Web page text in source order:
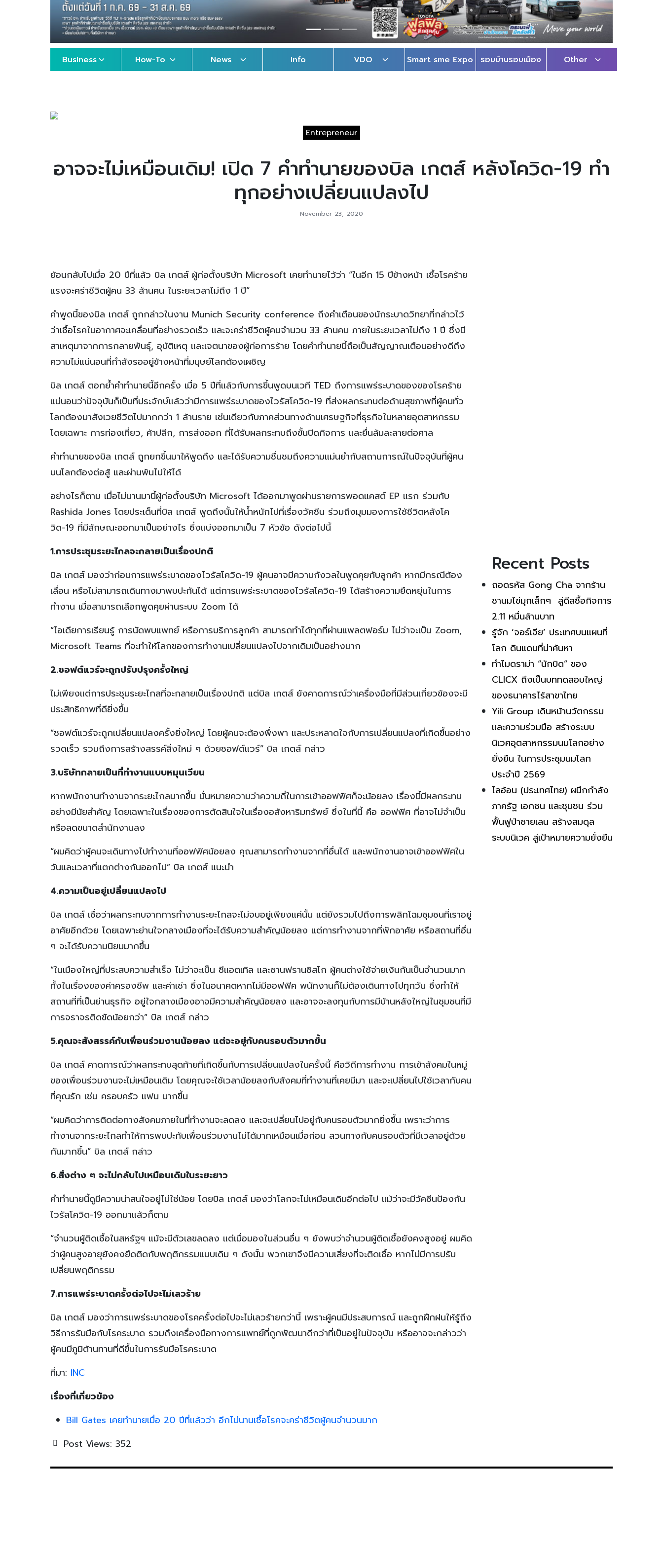
Business How-To News Info VDO Smart sme Expo รอบบ้านรอบเมือง Other
Entrepreneur
อาจจะไม่เหมือนเดิม! เปิด 7 คำทำนายของบิล เกตส์ หลังโควิด-19 ทำ
ทุกอย่างเปลี่ยนแปลงไป
November 23, 2020
ย้อนกลับไปเมื่อ 20 ปีที่แล้ว บิล เกตส์ ผู้ก่อตั้งบริษัท Microsoft เคยทำนายไว้ว่า “ในอีก 15 ปีข้างหน้า เชื้อโรคร้าย
แรงจะคร่าชีวิตผู้คน 33 ล้านคน ในระยะเวลาไม่ถึง 1 ปี”
คำพูดนี้ของบิล เกตส์ ถูกกล่าวในงาน Munich Security conference ถึงคำเตือนของนักระบาดวิทยาที่กล่าวไว้
ว่าเชื้อโรคในอากาศจะเคลื่อนที่อย่างรวดเร็ว และจะคร่าชีวิตผู้คนจำนวน 33 ล้านคน ภายในระยะเวลาไม่ถึง 1 ปี ซึ่งมี
สาเหตุมาจากการกลายพันธุ์, อุบัติเหตุ และเจตนาของผู้ก่อการร้าย โดยคำทำนายนี้ถือเป็นสัญญาณเตือนอย่างดีถึง
ความไม่แน่นอนที่กำลังรออยู่ข้างหน้าที่มนุษย์โลกต้องเผชิญ
บิล เกตส์ ตอกย้ำคำทำนายนี้อีกครั้ง เมื่อ 5 ปีที่แล้วกับการขึ้นพูดบนเวที TED ถึงการแพร่ระบาดของของโรคร้าย
แน่นอนว่าปัจจุบันก็เป็นที่ประจักษ์แล้วว่ามีการแพร่ระบาดของไวรัสโควิด-19 ที่ส่งผลกระทบต่อด้านสุขภาพที่ผู้คนทั่ว
โลกต้องมาสังเวยชีวิตไปมากกว่า 1 ล้านราย เช่นเดียวกับภาคส่วนทางด้านเศรษฐกิจที่ธุรกิจในหลายอุตสาหกรรม
โดยเฉพาะ การท่องเที่ยว, ค้าปลีก, การส่งออก ที่ได้รับผลกระทบถึงขั้นปิดกิจการ และยื่นล้มละลายต่อศาล
คำทำนายของบิล เกตส์ ถูกยกขึ้นมาให้พูดถึง และได้รับความชื่นชมถึงความแม่นยำกับสถานการณ์ในปัจจุบันที่ผู้คน
บนโลกต้องต่อสู้ และผ่านพ้นไปให้ได้
อย่างไรก็ตาม เมื่อไม่นานมานี้ผู้ก่อตั้งบริษัท Microsoft ได้ออกมาพูดผ่านรายการพอดแคสต์ EP แรก ร่วมกับ
Rashida Jones โดยประเด็นที่บิล เกตส์ พูดถึงนั้นให้น้ำหนักไปที่เรื่องวัคซีน ร่วมถึงมุมมองการใช้ชีวิตหลังโค
วิด-19 ที่มีลักษณะออกมาเป็นอย่างไร ซึ่งแบ่งออกมาเป็น 7 หัวข้อ ดังต่อไปนี้
1.การประชุมระยะไกลจะกลายเป็นเรื่องปกติ
บิล เกตส์ มองว่าก่อนการแพร่ระบาดของไวรัสโควิด-19 ผู้คนอาจมีความกังวลในพูดคุยกับลูกค้า หากมีกรณีต้อง
เลื่อน หรือไม่สามารถเดินทางมาพบปะกันได้ แต่การแพร่ะระบาดของไวรัสโควิด-19 ได้สร้างความยืดหยุ่นในการ
ทำงาน เมื่อสามารถเลือกพูดคุยผ่านระบบ Zoom ได้
“ไอเดียการเรียนรู้ การนัดพบแพทย์ หรือการบริการลูกค้า สามารถทำได้ทุกที่ผ่านแพลตฟอร์ม ไม่ว่าจะเป็น Zoom,
Microsoft Teams ที่จะทำให้โลกของการทำงานเปลี่ยนแปลงไปจากเดิมเป็นอย่างมาก
2.ซอฟต์แวร์จะถูกปรับปรุงครั้งใหญ่
ไม่เพียงแต่การประชุมระยะไกลที่จะกลายเป็นเรื่องปกติ แต่บิล เกตส์ ยังคาดการณ์ว่าเครื่องมือที่มีส่วนเกี่ยวข้องจะมี
ประสิทธิภาพที่ดียิ่งขึ้น
“ซอฟต์แวร์จะถูกเปลี่ยนแปลงครั้งยิ่งใหญ่ โดยผู้คนจะต้องพึ่งพา และประหลาดใจกับการเปลี่ยนแปลงที่เกิดขึ้นอย่าง
รวดเร็ว รวมถึงการสร้างสรรค์สิ่งใหม่ ๆ ด้วยซอฟต์แวร์” บิล เกตส์ กล่าว
3.บริษัทกลายเป็นที่ทำงานแบบหมุนเวียน
หากพนักงานทำงานจากระยะไกลมากขึ้น นั่นหมายความว่าความถี่ในการเข้าออฟฟิศก็จะน้อยลง เรื่องนี้มีผลกระทบ
อย่างมีนัยสำคัญ โดยเฉพาะในเรื่องของการตัดสินใจในเรื่องอสังหาริมทรัพย์ ซึ่งในที่นี้ คือ ออฟฟิศ ที่อาจไม่จำเป็น
หรือลดขนาดสำนักงานลง
“ผมคิดว่าผู้คนจะเดินทางไปทำงานที่ออฟฟิศน้อยลง คุณสามารถทำงานจากที่อื่นได้ และพนักงานอาจเข้าออฟฟิศใน
วันและเวลาที่แตกต่างกันออกไป” บิล เกตส์ แนะนำ
4.ความเป็นอยู่เปลี่ยนแปลงไป
บิล เกตส์ เชื่อว่าผลกระทบจากการทำงานระยะไกลจะไม่จบอยู่เพียงแค่นั้น แต่ยังรวมไปถึงการพลิกโฉมชุมชนที่เราอยู่
อาศัยอีกด้วย โดยเฉพาะย่านใจกลางเมืองที่จะได้รับความสำคัญน้อยลง แต่การทำงานจากที่พักอาศัย หรือสถานที่อื่น
ๆ จะได้รับความนิยมมากขึ้น
“ในเมืองใหญ่ที่ประสบความสำเร็จ ไม่ว่าจะเป็น ซีแอตเทิล และซานฟรานซิสโก ผู้คนต่างใช้จ่ายเงินกันเป็นจำนวนมาก
ทั้งในเรื่องของค่าครองชีพ และค่าเช่า ซึ่งในอนาคตหากไม่มีออฟฟิศ พนักงานก็ไม่ต้องเดินทางไปทุกวัน ซึ่งทำให้
สถานที่ที่เป็นย่านธุรกิจ อยู่ใจกลางเมืองอาจมีความสำคัญน้อยลง และอาจจะลงทุนกับการมีบ้านหลังใหญ่ในชุมชนที่มี
การจราจรติดขัดน้อยกว่า” บิล เกตส์ กล่าว
5.คุณจะสังสรรค์กับเพื่อนร่วมงานน้อยลง แต่จะอยู่กับคนรอบตัวมากขึ้น
บิล เกตส์ คาดการณ์ว่าผลกระทบสุดท้ายที่เกิดขึ้นกับการเปลี่ยนแปลงในครั้งนี้ คือวิถีการทำงาน การเข้าสังคมในหมู่
ของเพื่อนร่วมงานจะไม่เหมือนเดิม โดยคุณจะใช้เวลาน้อยลงกับสังคมที่ทำงานที่เคยมีมา และจะเปลี่ยนไปใช้เวลากับคน
ที่คุณรัก เช่น ครอบครัว แฟน มากขึ้น
“ผมคิดว่าการติดต่อทางสังคมภายในที่ทำงานจะลดลง และจะเปลี่ยนไปอยู่กับคนรอบตัวมากยิ่งขึ้น เพราะว่าการ
ทำงานจากระยะไกลทำให้การพบปะกับเพื่อนร่วมงานไม่ได้มากเหมือนเมื่อก่อน สวนทางกับคนรอบตัวที่มีเวลาอยู่ด้วย
กันมากขึ้น” บิล เกตส์ กล่าว
6.สิ่งต่าง ๆ จะไม่กลับไปเหมือนเดิมในระยะยาว
คำทำนายนี้ดูมีความน่าสนใจอยู่ไม่ใช่น้อย โดยบิล เกตส์ มองว่าโลกจะไม่เหมือนเดิมอีกต่อไป แม้ว่าจะมีวัคซีนป้องกัน
ไวรัสโควิด-19 ออกมาแล้วก็ตาม
“จำนวนผู้ติดเชื้อในสหรัฐฯ แม้จะมีตัวเลขลดลง แต่เมื่อมองในส่วนอื่น ๆ ยังพบว่าจำนวนผู้ติดเชื้อยังคงสูงอยู่ ผมคิด
ว่าผู้คนสูงอายุยังคงยึดติดกับพฤติกรรมแบบเดิม ๆ ดังนั้น พวกเขาจึงมีความเสี่ยงที่จะติดเชื้อ หากไม่มีการปรับ
เปลี่ยนพฤติกรรม
7.การแพร่ระบาดครั้งต่อไปจะไม่เลวร้าย
บิล เกตส์ มองว่าการแพร่ระบาดของโรคครั้งต่อไปจะไม่เลวร้ายกว่านี้ เพราะผู้คนมีประสบการณ์ และถูกฝึกฝนให้รู้ถึง
วิธีการรับมือกับโรคระบาด รวมถึงเครื่องมือทางการแพทย์ที่ถูกพัฒนาดีกว่าที่เป็นอยู่ในปัจจุบัน หรืออาจจะกล่าวว่า
ผู้คนมีภูมิต้านทานที่ดีขึ้นในการรับมือโรคระบาด
ที่มา: INC
เรื่องที่เกี่ยวข้อง
Bill Gates เคยทำนายเมื่อ 20 ปีที่แล้วว่า อีกไม่นานเชื้อโรคจะคร่าชีวิตผู้คนจำนวนมาก
Post Views: 352
Recent Posts
ถอดรหัส Gong Cha จากร้าน
ชานมไข่มุกเล็กๆ สู่ดีลซื้อกิจการ
2.11 หมื่นล้านบาท
รู้จัก ‘จอร์เจีย’ ประเทศบนแผนที่
โลก ดินแดนที่น่าค้นหา
ทำไมดราม่า “นักบิด” ของ
CLICX ถึงเป็นบททดสอบใหญ่
ของธนาคารไร้สาขาไทย
Yili Group เดินหน้านวัตกรรม
และความร่วมมือ สร้างระบบ
นิเวศอุตสาหกรรมนมโลกอย่าง
ยั่งยืน ในการประชุมนมโลก
ประจำปี 2569
ไลอ้อน (ประเทศไทย) ผนึกกำลัง
ภาครัฐ เอกชน และชุมชน ร่วม
ฟื้นฟูป่าชายเลน สร้างสมดุล
ระบบนิเวศ สู่เป้าหมายความยั่งยืน